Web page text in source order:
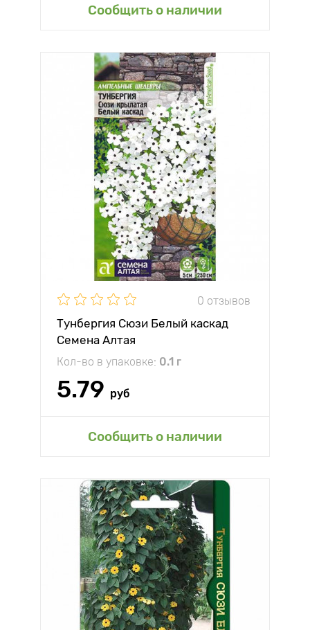
Сообщить о наличии
0 отзывов
Тунбергия Сюзи Белый каскад
Семена Алтая
Кол-во в упаковке: 0.1 г
5.79 руб
Сообщить о наличии